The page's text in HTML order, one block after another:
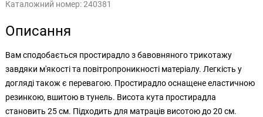
Каталожний номер:240381
Описання
Вам сподобається простирадло з бавовняного трикотажу
завдяки м'якості та повітропроникності матеріалу. Легкість у
догляді також є перевагою. Простирадло оснащене еластичною
резинкою, вшитою в тунель. Висота кута простирадла
становить 25 см. Підходить для матраців висотою до 20 см.